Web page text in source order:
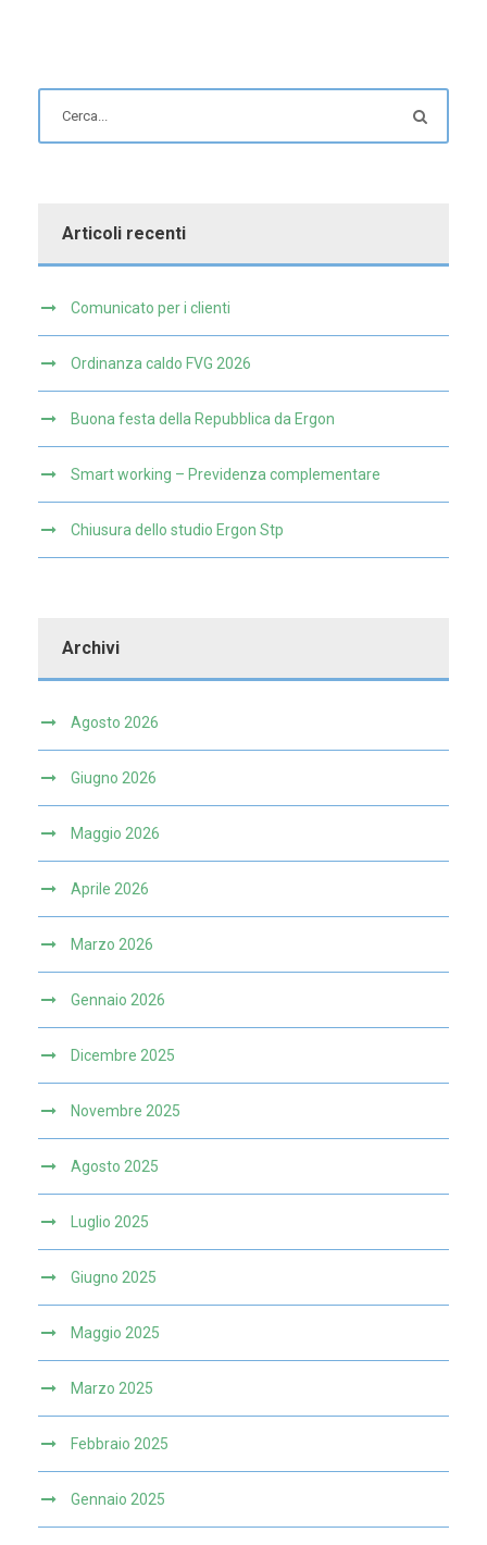
Articoli recenti
Comunicato per i clienti
Ordinanza caldo FVG 2026
Buona festa della Repubblica da Ergon
Smart working – Previdenza complementare
Chiusura dello studio Ergon Stp
Archivi
Agosto 2026
Giugno 2026
Maggio 2026
Aprile 2026
Marzo 2026
Gennaio 2026
Dicembre 2025
Novembre 2025
Agosto 2025
Luglio 2025
Giugno 2025
Maggio 2025
Marzo 2025
Febbraio 2025
Gennaio 2025